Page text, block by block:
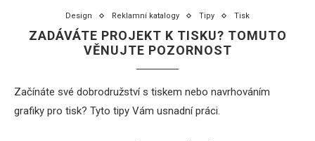
Design Reklamní katalogy Tipy Tisk
ZADÁVÁTE PROJEKT K TISKU? TOMUTO
VĚNUJTE POZORNOST
Začínáte své dobrodružství s tiskem nebo navrhováním
grafiky pro tisk? Tyto tipy Vám usnadní práci.